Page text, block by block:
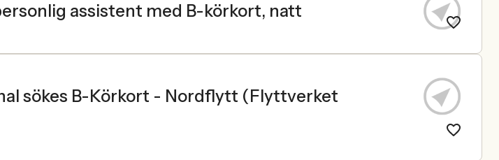
assistent med B-körkort, natt
sökes B-Körkort - Nordflytt (Flyttverket